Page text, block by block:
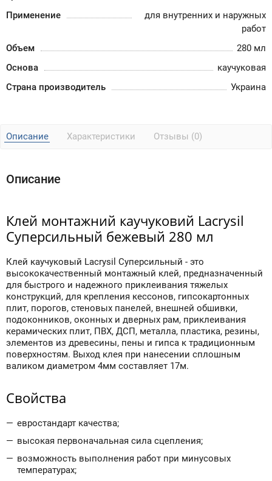
Применение
для внутренних и наружных
работ
Объем
280 мл
Основа
каучуковая
Страна производитель
Украина
Описание Характеристики Отзывы (0)
Описание
Клей монтажний каучуковий Lacrysil
Суперсильный бежевый 280 мл
Клей каучуковый Lacrysil Суперсильный - это
высококачественный монтажный клей, предназначенный
для быстрого и надежного приклеивания тяжелых
конструкций, для крепления кессонов, гипсокартонных
плит, порогов, стеновых панелей, внешней обшивки,
подоконников, оконных и дверных рам, приклеивания
керамических плит, ПВХ, ДСП, металла, пластика, резины,
элементов из древесины, пены и гипса к традиционным
поверхностям. Выход клея при нанесении сплошным
валиком диаметром 4мм составляет 17м.
Свойства
евростандарт качества;
высокая первоначальная сила сцепления;
возможность выполнения работ при минусовых
температурах;